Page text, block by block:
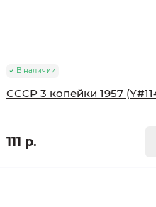
В наличии
СССР 3 копейки 1957
111 р.